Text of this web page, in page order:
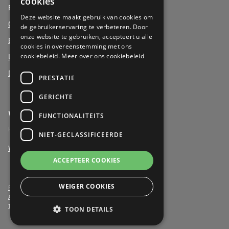
Beukenhof aan Zee, Oostduinkerke
Oud Gemeentehuis, Werchter
Elysia Park, Antwerpen
La Vigie, Koksijde
Duinenzee, De Panne
Vrijwilligers
Het verschil maken als vrijwilliger
Word vrijwilliger
Privacy- & Cookiebeleid
Algemene voorwaarden
Toegankelijkheidsverklaring
DUTCH
Deze website maakt gebruik van cookies om
de gebruikerservaring te verbeteren. Door
onze website te gebruiken, accepteert u alle
cookies in overeenstemming met ons
cookiebeleid. Meer over ons cookiebeleid
PRESTATIE
GERICHTE
FUNCTIONALITEITS
NIET-GECLASSIFICEERDE
ACCEPTEER COOKIES
WEIGER COOKIES
TOON DETAILS